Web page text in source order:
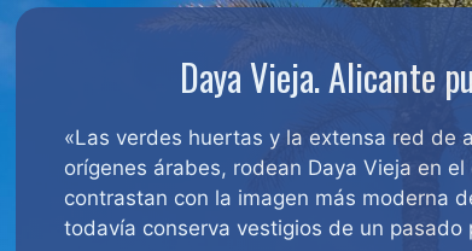
Daya Vieja. Alicante
«Las verdes huertas y la extensa red de
orígenes árabes, rodean Daya Vieja en
contrastan con la imagen más moderna
todavía conserva vestigios de un pasado